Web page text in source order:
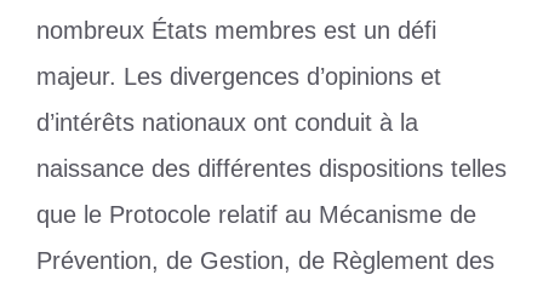
nombreux États membres est un défi
majeur. Les divergences d’opinions et
d’intérêts nationaux ont conduit à la
naissance des différentes dispositions telles
que le Protocole relatif au Mécanisme de
Prévention, de Gestion, de Règlement des